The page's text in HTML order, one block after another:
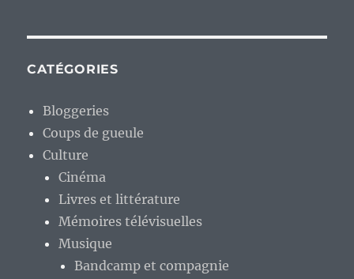
CATÉGORIES
Bloggeries
Coups de gueule
Culture
Cinéma
Livres et littérature
Mémoires télévisuelles
Musique
Bandcamp et compagnie